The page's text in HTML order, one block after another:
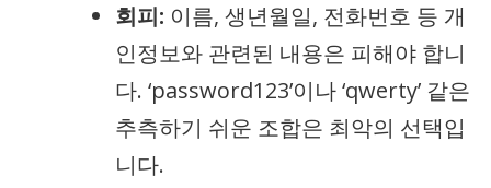
회피: 이름, 생년월일, 전화번호 등 개
인정보와 관련된 내용은 피해야 합니
다. ‘password123’이나 ‘qwerty’ 같은
추측하기 쉬운 조합은 최악의 선택입
니다.